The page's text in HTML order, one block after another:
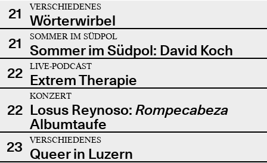
21
VERSCHIEDENES
Wörterwirbel
21
SOMMER IM SÜDPOL
Sommer im Südpol: David Koch
22
LIVE-PODCAST
Extrem Therapie
22
KONZERT
Losus Reynoso: Rompecabeza
Albumtaufe
23
VERSCHIEDENES
Queer in Luzern